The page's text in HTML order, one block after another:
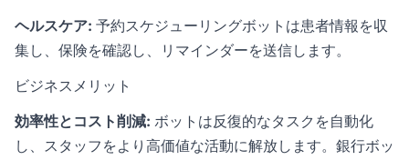
ヘルスケア: 予約スケジューリングボットは患者情報を収
集し、保険を確認し、リマインダーを送信します。
ビジネスメリット
効率性とコスト削減: ボットは反復的なタスクを自動化
し、スタッフをより高価値な活動に解放します。銀行ボッ